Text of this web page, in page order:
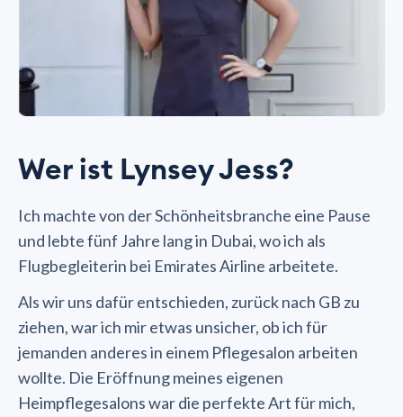
Wer ist Lynsey Jess?
Ich machte von der Schönheitsbranche eine Pause
und lebte fünf Jahre lang in Dubai, wo ich als
Flugbegleiterin bei Emirates Airline arbeitete.
Als wir uns dafür entschieden, zurück nach GB zu
ziehen, war ich mir etwas unsicher, ob ich für
jemanden anderes in einem Pflegesalon arbeiten
wollte. Die Eröffnung meines eigenen
Heimpflegesalons war die perfekte Art für mich,